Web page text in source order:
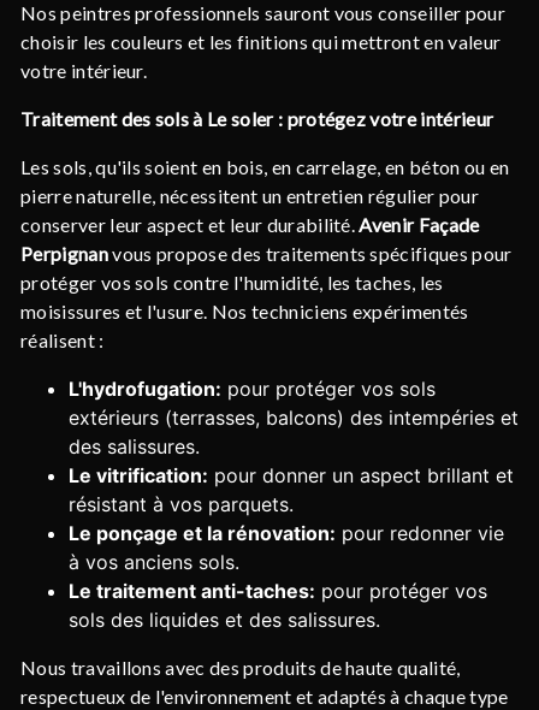
Nos peintres professionnels sauront vous conseiller pour
choisir les couleurs et les finitions qui mettront en valeur
votre intérieur.
Traitement des sols à Le soler : protégez votre intérieur
Les sols, qu'ils soient en bois, en carrelage, en béton ou en
pierre naturelle, nécessitent un entretien régulier pour
conserver leur aspect et leur durabilité.Avenir Façade
Perpignanvous propose des traitements spécifiques pour
protéger vos sols contre l'humidité, les taches, les
moisissures et l'usure. Nos techniciens expérimentés
réalisent :
L'hydrofugation: pour protéger vos sols
extérieurs (terrasses, balcons) des intempéries et
des salissures.
Le vitrification: pour donner un aspect brillant et
résistant à vos parquets.
Le ponçage et la rénovation: pour redonner vie
à vos anciens sols.
Le traitement anti-taches: pour protéger vos
sols des liquides et des salissures.
Nous travaillons avec des produits de haute qualité,
respectueux de l'environnement et adaptés à chaque type